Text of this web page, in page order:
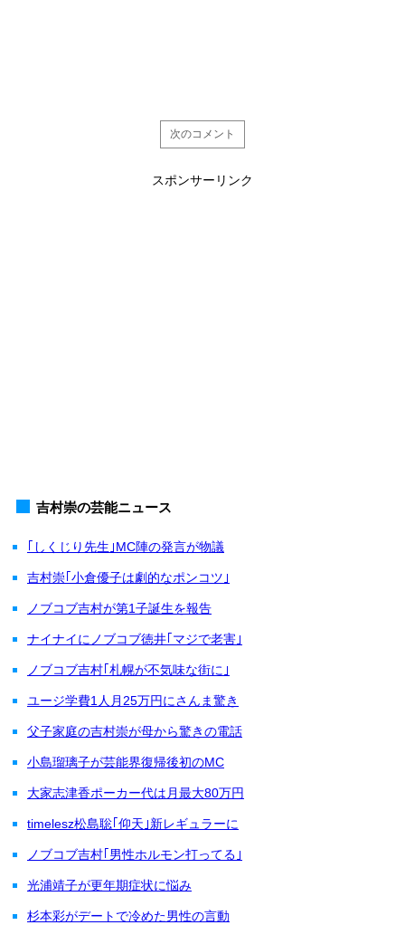
次のコメント
スポンサーリンク
吉村崇の芸能ニュース
｢しくじり先生｣MC陣の発言が物議
吉村崇｢小倉優子は劇的なポンコツ｣
ノブコブ吉村が第1子誕生を報告
ナイナイにノブコブ徳井｢マジで老害｣
ノブコブ吉村｢札幌が不気味な街に｣
ユージ学費1人月25万円にさんま驚き
父子家庭の吉村崇が母から驚きの電話
小島瑠璃子が芸能界復帰後初のMC
大家志津香ポーカー代は月最大80万円
timelesz松島聡｢仰天｣新レギュラーに
ノブコブ吉村｢男性ホルモン打ってる｣
光浦靖子が更年期症状に悩み
杉本彩がデートで冷めた男性の言動